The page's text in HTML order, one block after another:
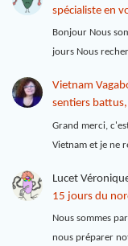
spécialiste en
Bonjour Nous
jours Nous
Vietnam
sentiers
Grand merci,
Vietnam et je ne
Lucet
15 jours du
Nous sommes
nous préparer